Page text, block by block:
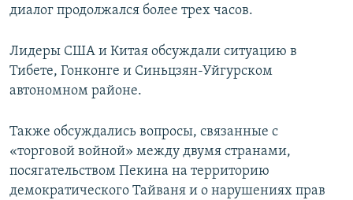
диалог продолжался более трех часов.
Лидеры США и Китая обсуждали ситуацию в
Тибете, Гонконге и Синьцзян-Уйгурском
автономном районе.
Также обсуждались вопросы, связанные с
«торговой войной» между двумя странами,
посягательством Пекина на территорию
демократического Тайваня и о нарушениях прав